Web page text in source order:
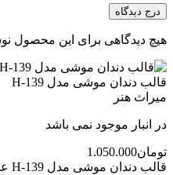
درج دیدگاه
هیچ دیدگاهی برای این محصول
قالب دندان موشی مدل H-139
میراث هنر
در انبار موجود نمی باشد
تومان1.050.000
قالب دندان موشی مدل H-139 عدد